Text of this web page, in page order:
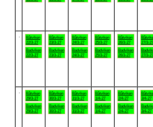
Båtviken
22/3-27
Badviken
22/3-27
Båtviken
23/3-27
Badviken
23/3-27
Båtviken
24/3-27
Badviken
24/3-27
Båtviken
25/3-27
Badviken
25/3-27
Båtviken
26/3-27
Badviken
26/3-27
27/3-27
27/3-27
Båtviken
29/3-27
Badviken
29/3-27
Båtviken
30/3-27
Badviken
30/3-27
Båtviken
31/3-27
Badviken
31/3-27
Båtviken
1/4-27
Badviken
1/4-27
Båtviken
2/4-27
Badviken
2/4-27
3/4-27
3/4-27